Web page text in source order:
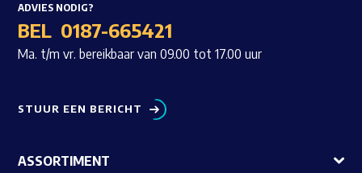
ADVIES NODIG?
BEL 0187-665421
Ma. t/m vr. bereikbaar van 09.00 tot 17.00 uur
STUUR EEN BERICHT
ASSORTIMENT